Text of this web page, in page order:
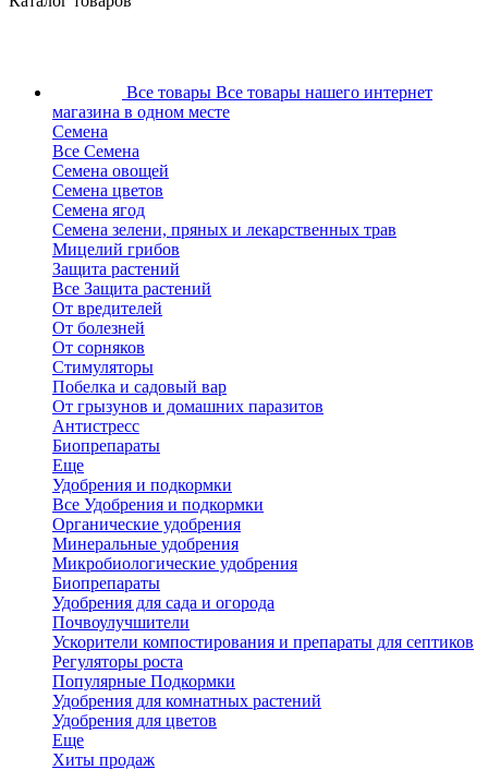
Все товары Все товары нашего интернет
магазина в одном месте
Семена
Все Семена
Семена овощей
Семена цветов
Семена ягод
Семена зелени, пряных и лекарственных трав
Мицелий грибов
Защита растений
Все Защита растений
От вредителей
От болезней
От сорняков
Стимуляторы
Побелка и садовый вар
От грызунов и домашних паразитов
Антистресс
Биопрепараты
Еще
Удобрения и подкормки
Все Удобрения и подкормки
Органические удобрения
Минеральные удобрения
Микробиологические удобрения
Биопрепараты
Удобрения для сада и огорода
Почвоулучшители
Ускорители компостирования и препараты для септиков
Регуляторы роста
Популярные Подкормки
Удобрения для комнатных растений
Удобрения для цветов
Еще
Хиты продаж